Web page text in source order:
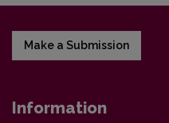
Make a Submission
Information